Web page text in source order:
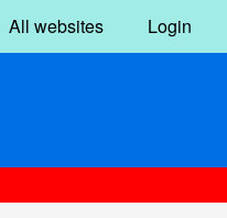
All websites Login